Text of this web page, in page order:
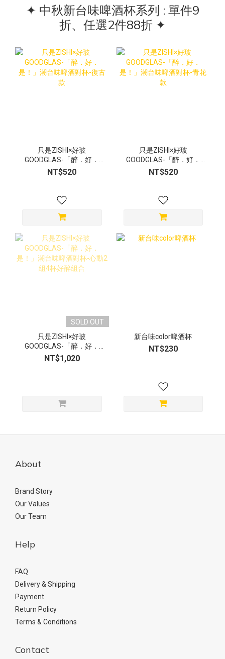
✦ 中秋新台味啤酒杯系列 : 單件9
折、任選2件88折 ✦
只是ZISHI×好玻
GOODGLAS-「醉．好．
是！」潮台味啤酒對杯-復
NT$520
只是ZISHI×好玻
GOODGLAS-「醉．好．
是！」潮台味啤酒對杯-青
NT$520
SOLD OUT
只是ZISHI×好玻
GOODGLAS-「醉．好．
是！」潮台味啤酒對杯-心
動2組4杯好醉組合
NT$1,020
新台味color啤酒杯
NT$230
About
Brand Story
Our Values
Our Team
Help
FAQ
Delivery & Shipping
Payment
Return Policy
Terms & Conditions
Contact